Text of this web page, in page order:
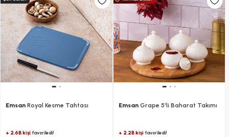
Emsan Royal Kesme Tahtası
+ 2.6B kişi favoriledi!
EmsanGrape 5'li Baharat Takımı
+ 2.2B kişifavoriledi!